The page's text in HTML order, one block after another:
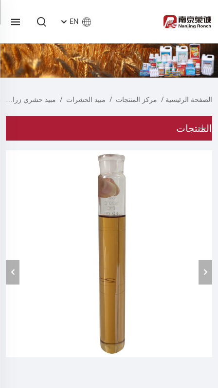
EN
الصفحة الرئيسية / مركز المنتجات / مبيد الحشرات / مبيد حشري زراعي
المنتجات